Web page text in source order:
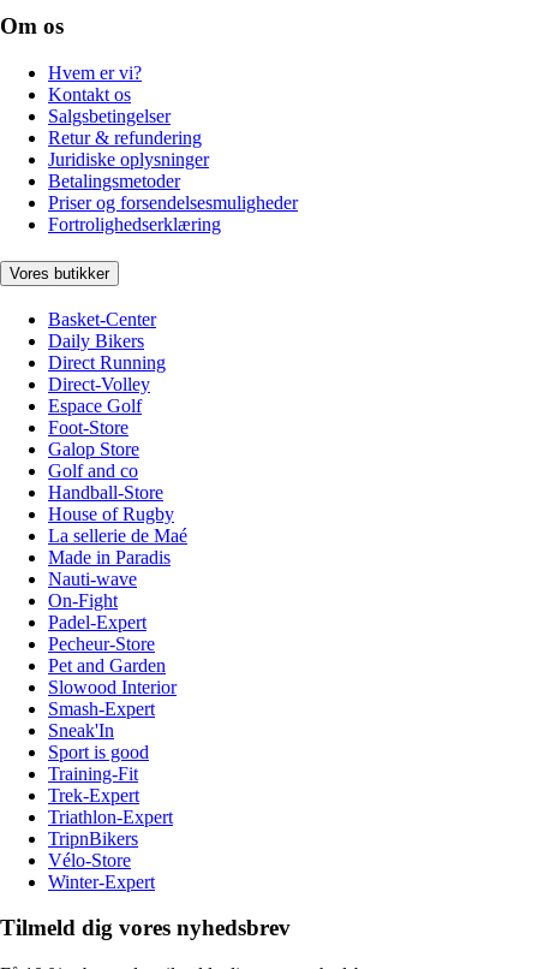
Om os
Hvem er vi?
Kontakt os
Salgsbetingelser
Retur & refundering
Juridiske oplysninger
Betalingsmetoder
Priser og forsendelsesmuligheder
Fortrolighedserklæring
Vores butikker
Basket-Center
Daily Bikers
Direct Running
Direct-Volley
Espace Golf
Foot-Store
Galop Store
Golf and co
Handball-Store
House of Rugby
La sellerie de Maé
Made in Paradis
Nauti-wave
On-Fight
Padel-Expert
Pecheur-Store
Pet and Garden
Slowood Interior
Smash-Expert
Sneak'In
Sport is good
Training-Fit
Trek-Expert
Triathlon-Expert
TripnBikers
Vélo-Store
Winter-Expert
Tilmeld dig vores nyhedsbrev